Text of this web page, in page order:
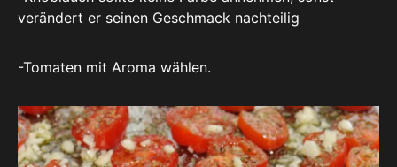
verändert er seinen Geschmack nachteilig
-Tomaten mit Aroma wählen.